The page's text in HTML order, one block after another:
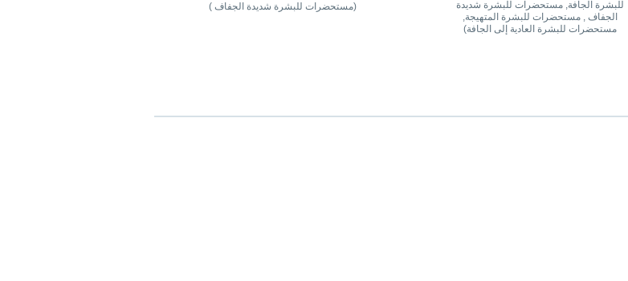
للبشرة الجافة, مستحضرات للبشرة شديدة
الجفاف , مستحضرات للبشرة المتهيجة,
مستحضرات للبشرة العادية إلى الجافة)
(مستحضرات للبشرة شديدة الجفاف )